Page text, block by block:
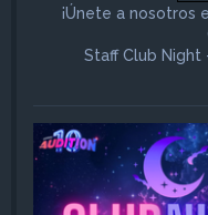
¡Únete a nosotros
Staff Club Night